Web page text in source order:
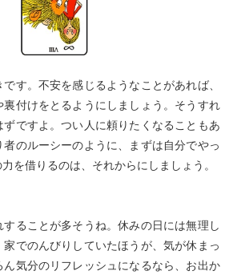
す。不安を感じるようなことがあれば、
付けをとるようにしましょう。そうすれ
ですよ。つい人に頼りたくなることもあ
者のルーシーのように、まずは自分でやっ
を借りるのは、それからにしましょう。
ることが多そうね。休みの日には無理し
でのんびりしていたほうが、気が休まっ
気分のリフレッシュになるなら、お出か